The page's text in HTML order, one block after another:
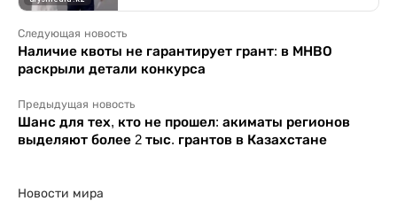
Следующая новость
Наличие квоты не гарантирует грант: в МНВО
раскрыли детали конкурса
Предыдущая новость
Шанс для тех, кто не прошел: акиматы регионов
выделяют более 2 тыс. грантов в Казахстане
Новости мира